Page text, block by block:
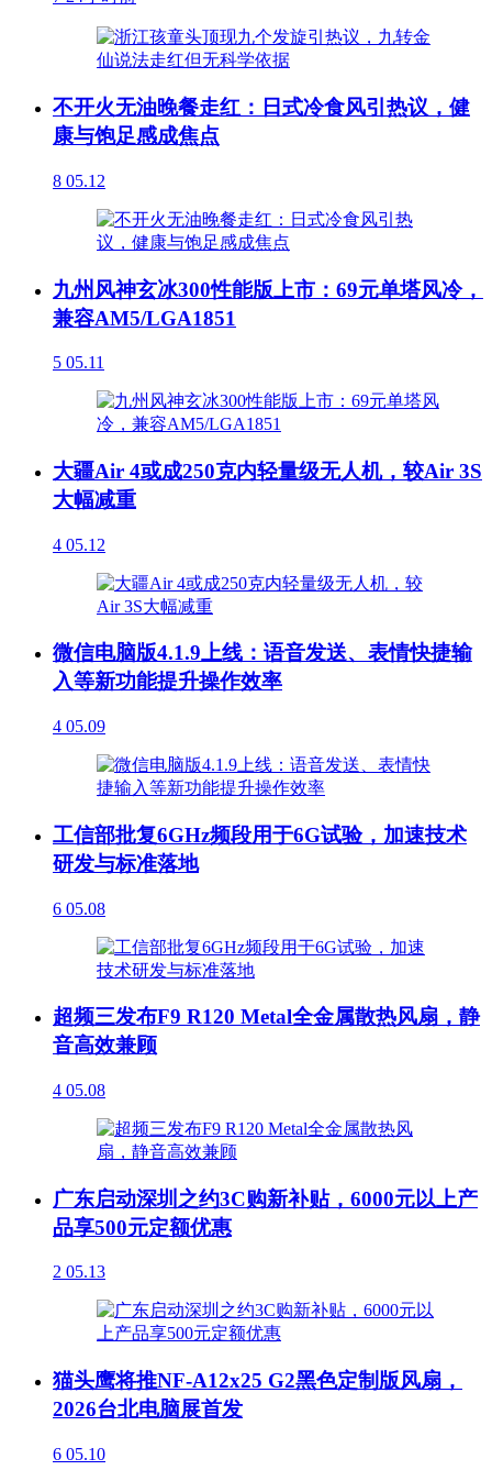
不开火无油晚餐走红：日式冷食风引热议，健
康与饱足感成焦点
8 05.12
九州风神玄冰300性能版上市：69元单塔风冷，
兼容AM5/LGA1851
5 05.11
大疆Air 4或成250克内轻量级无人机，较Air 3S
大幅减重
4 05.12
微信电脑版4.1.9上线：语音发送、表情快捷输
入等新功能提升操作效率
4 05.09
工信部批复6GHz频段用于6G试验，加速技术
研发与标准落地
6 05.08
超频三发布F9 R120 Metal全金属散热风扇，静
音高效兼顾
4 05.08
广东启动深圳之约3C购新补贴，6000元以上产
品享500元定额优惠
2 05.13
猫头鹰将推NF-A12x25 G2黑色定制版风扇，
2026台北电脑展首发
6 05.10